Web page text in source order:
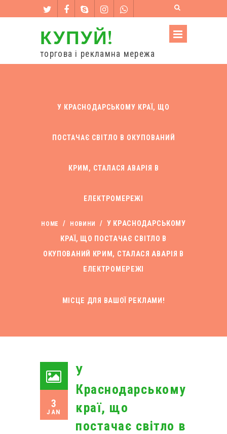
КУПУЙ!
торгова і рекламна мережа
У КРАСНОДАРСЬКОМУ КРАЇ, ЩО
ПОСТАЧАЄ СВІТЛО В ОКУПОВАНИЙ
КРИМ, СТАЛАСЯ АВАРІЯ В
ЕЛЕКТРОМЕРЕЖІ
HOME / НОВИНИ / У КРАСНОДАРСЬКОМУ
КРАЇ, ЩО ПОСТАЧАЄ СВІТЛО В
ОКУПОВАНИЙ КРИМ, СТАЛАСЯ АВАРІЯ В
ЕЛЕКТРОМЕРЕЖІ
МІСЦЕ ДЛЯ ВАШОЇ РЕКЛАМИ!
3
JAN
У
Краснодарському
краї, що
постачає світло в